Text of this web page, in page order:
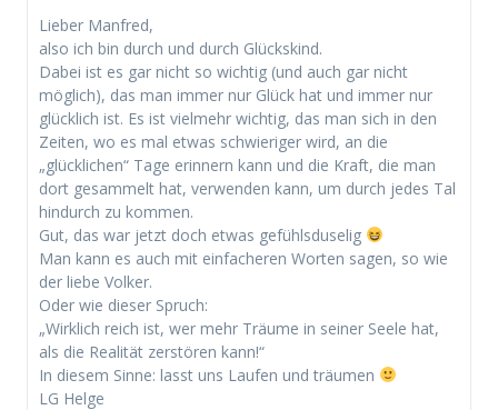
Lieber Manfred,
also ich bin durch und durch Glückskind.
Dabei ist es gar nicht so wichtig (und auch gar nicht
möglich), das man immer nur Glück hat und immer nur
glücklich ist. Es ist vielmehr wichtig, das man sich in den
Zeiten, wo es mal etwas schwieriger wird, an die
„glücklichen“ Tage erinnern kann und die Kraft, die man
dort gesammelt hat, verwenden kann, um durch jedes Tal
hindurch zu kommen.
Gut, das war jetzt doch etwas gefühlsduselig
Man kann es auch mit einfacheren Worten sagen, so wie
der liebe Volker.
Oder wie dieser Spruch:
„Wirklich reich ist, wer mehr Träume in seiner Seele hat,
als die Realität zerstören kann!“
In diesem Sinne: lasst uns Laufen und träumen
LG Helge